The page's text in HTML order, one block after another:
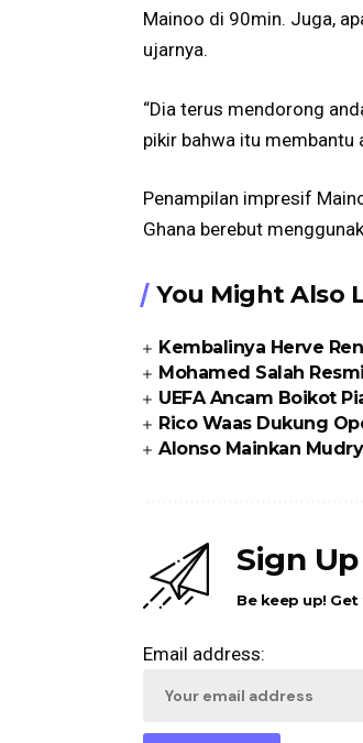
Mainoo di 90min. Juga,
ujarnya.
“Dia terus mendorong
pikir bahwa itu membantu
Penampilan impresif
Ghana berebut
You Might Also
Kembalinya Herve
Mohamed Salah
UEFA Ancam Boikot
Rico Waas Dukung
Alonso Mainkan
Sign
Be keep up!
Email address: